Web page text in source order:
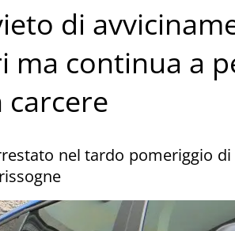
di
ma continua a
carcere
nel tardo pomeriggio